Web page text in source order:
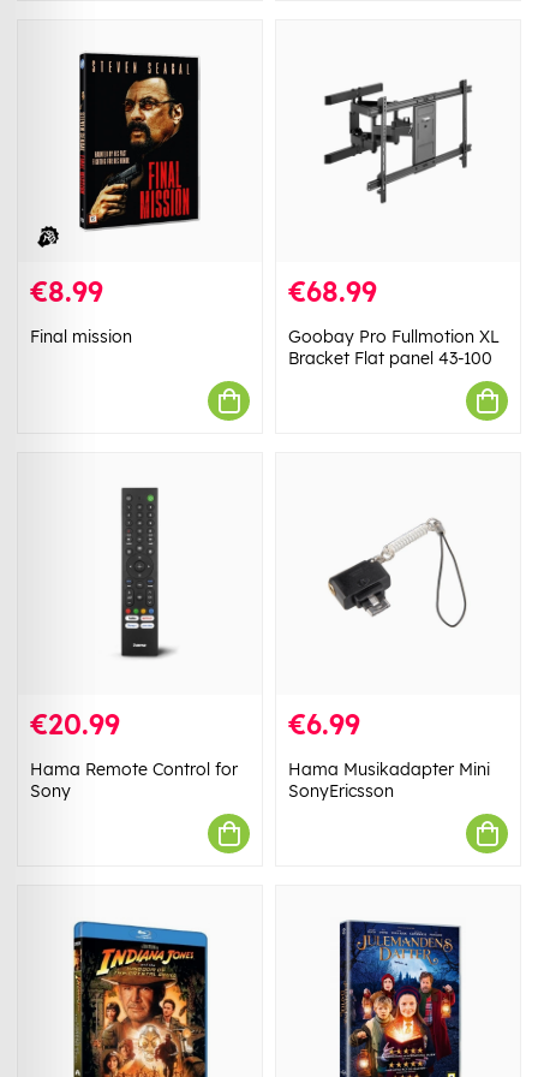
€8.99
Final mission
€68.99
Goobay Pro Fullmotion XL
Bracket Flat panel 43-100
€20.99
Hama Remote Control for
Sony
€6.99
Hama Musikadapter Mini
SonyEricsson